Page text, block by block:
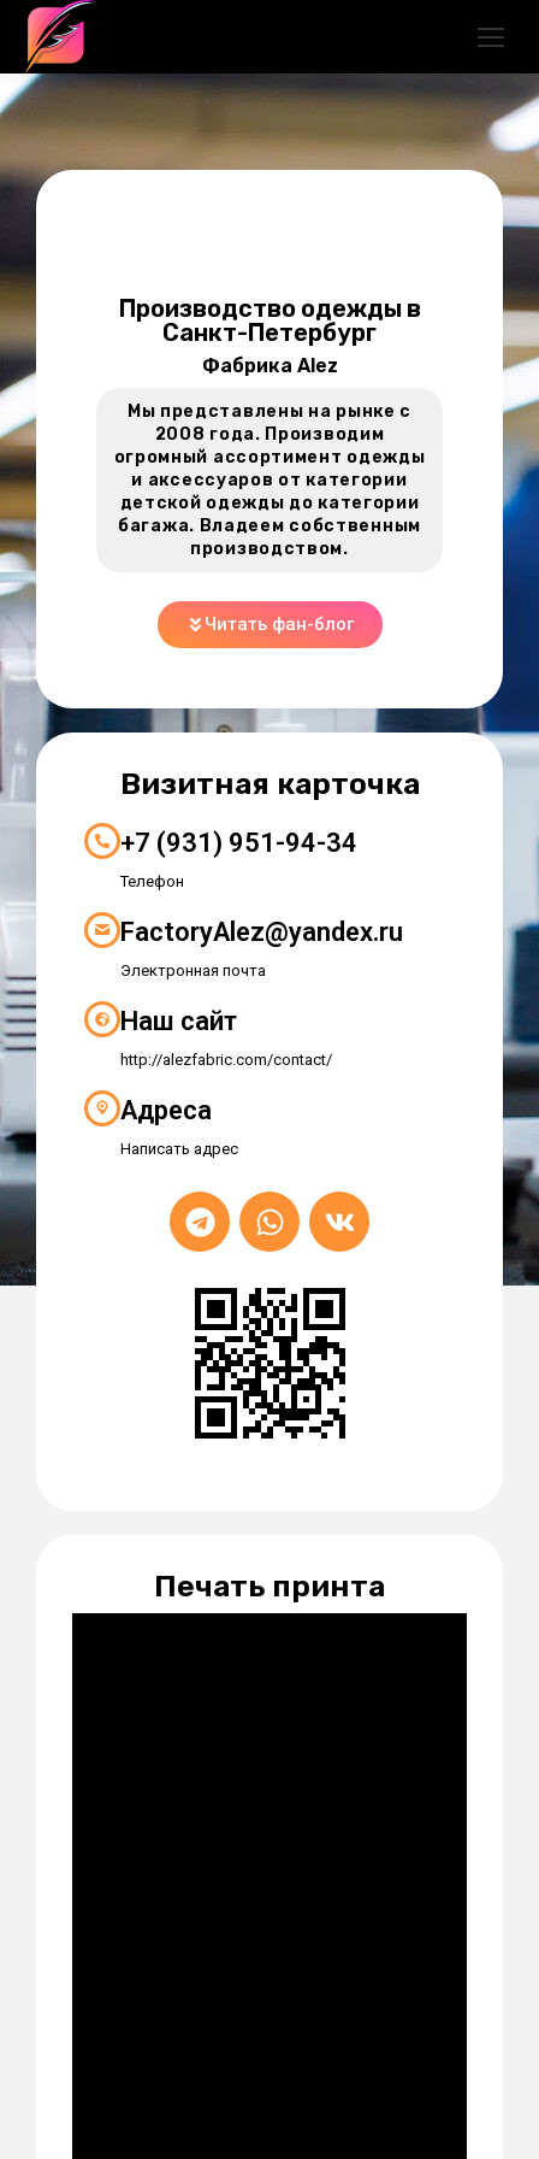
Производство одежды в
Санкт-Петербург
Фабрика Alez
Мы представлены на рынке с
2008 года. Производим
огромный ассортимент одежды
и аксессуаров от категории
детской одежды до категории
багажа. Владеем собственным
производством.
Читать фан-блог
Визитная карточка
+7 (931) 951-94-34
Телефон
FactoryAlez@yandex.ru
Электронная почта
Наш сайт
http://alezfabric.com/contact/
Адреса
Написать адрес
Печать принта